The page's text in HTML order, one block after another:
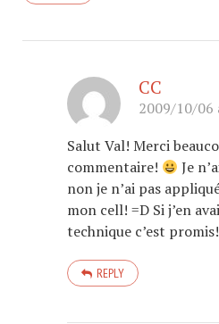
CC
2009/10/06
Salut Val! Merci
commentaire!
Je
non je n’ai pas
mon cell! =D Si j’en
technique c’est
REPLY